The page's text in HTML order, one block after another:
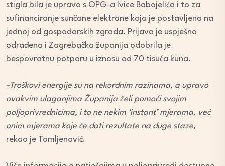
stigla bila je upravo s OPG-a Ivice Babojelića i to za
sufinanciranje sunčane elektrane koja je postavljena na
jednoj od gospodarskih zgrada. Prijava je uspješno
odrađena i Zagrebačka županija odobrila je
bespovratnu potporu u iznosu od 70 tisuća kuna.
-Troškovi energije su na rekordnim razinama, a upravo
ovakvim ulaganjima Županija želi pomoći svojim
poljoprivrednicima, i to ne nekim ‘instant’ mjerama, već
onim mjerama koje će dati rezultate na duge staze,
rekao je Tomljenović.